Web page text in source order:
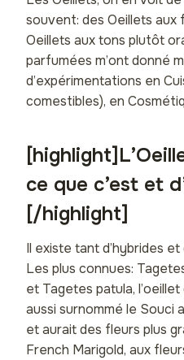
souvent: des Oeillets aux
Oeillets aux tons plutôt
parfumées m’ont donné
d’expérimentations en
comestibles), en
ce que c’est et
[/highlight]
Il existe tant d’hybrides
Les plus connues:
et Tagetes patula,
aussi surnommé le Souci
et aurait des fleurs plus
French Marigold, aux